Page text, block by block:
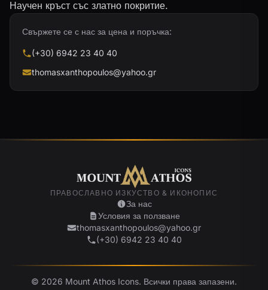
Научен кръст със златно покритие.
Свържете се с нас за цена и поръчка:
(+30) 6942 23 40 40
thomasxanthopoulos@yahoo.gr
ПРАВОСЛАВНО ИЗКУСТВО & ИКОНОПИС
За нас
Условия за ползване
thomasxanthopoulos@yahoo.gr
(+30) 6942 23 40 40
© 2026 Mount Athos Icons. Всички права запазени.